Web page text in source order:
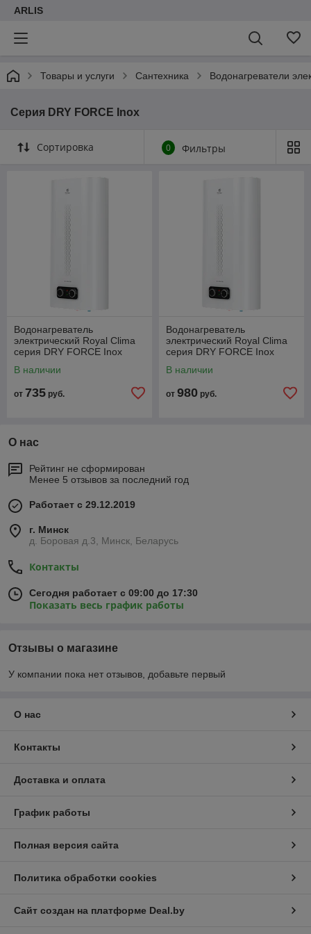
ARLIS
Товары и услуги Cантехника Водонагреватели
Серия DRY FORCE Inox
Сортировка 0 Фильтры
Водонагреватель
электрический Royal Clima
серия DRY FORCE Inox
В наличии
от 735 руб.
Водонагреватель
электрический Royal Clima
серия DRY FORCE Inox
В наличии
от 980 руб.
О нас
Рейтинг не сформирован
Менее 5 отзывов за последний год
Работает с 29.12.2019
г. Минск
д. Боровая д.3, Минск, Беларусь
Контакты
Сегодня работает с 09:00 до 17:30
Показать весь график работы
Отзывы о магазине
У компании пока нет отзывов, добавьте первый
О нас
Контакты
Доставка и оплата
График работы
Полная версия сайта
Политика обработки cookies
Сайт создан на платформе Deal.by